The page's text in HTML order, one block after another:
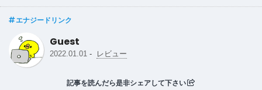
エナジードリンク
Guest
2022.01.01 - レビュー
記事を読んだら是非シェアして下さい